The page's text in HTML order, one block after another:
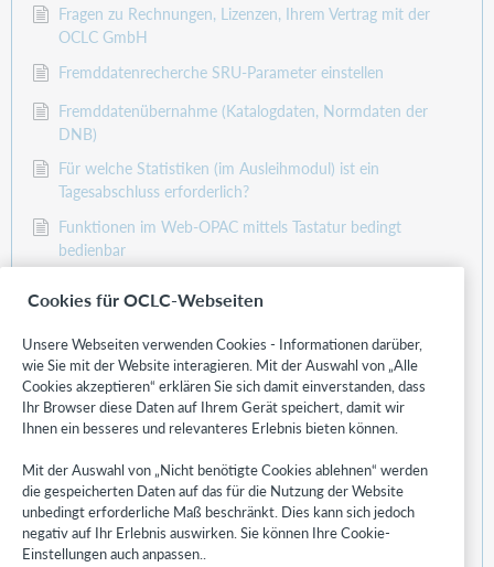
Fragen zu Rechnungen, Lizenzen, Ihrem Vertrag mit der
OCLC GmbH
Fremddatenrecherche SRU-Parameter einstellen
Fremddatenübernahme (Katalogdaten, Normdaten der
DNB)
Für welche Statistiken (im Ausleihmodul) ist ein
Tagesabschluss erforderlich?
Funktionen im Web-OPAC mittels Tastatur bedingt
bedienbar
bis Version 10.1
Funktionsweise MFME / Berechnung der Erinnerungsfrist
ab Version 10.1
Funktionsweise OPEN.SearchSlotModule
Funktionsweise PersRegisterMode
Funktion Alle verlaengern im WebOPAC-Konto aktivieren
Funktion für Rundmails bzw. Newsletter
Funktion "Leihfrist angleichen"
Cookies für OCLC-Webseiten
Unsere Webseiten verwenden Cookies - Informationen darüber,
wie Sie mit der Website interagieren. Mit der Auswahl von „Alle
Cookies akzeptieren“ erklären Sie sich damit einverstanden, dass
Ihr Browser diese Daten auf Ihrem Gerät speichert, damit wir
Ihnen ein besseres und relevanteres Erlebnis bieten können.
Mit der Auswahl von „Nicht benötigte Cookies ablehnen“ werden
die gespeicherten Daten auf das für die Nutzung der Website
unbedingt erforderliche Maß beschränkt. Dies kann sich jedoch
negativ auf Ihr Erlebnis auswirken. Sie können Ihre Cookie-
Einstellungen auch anpassen..